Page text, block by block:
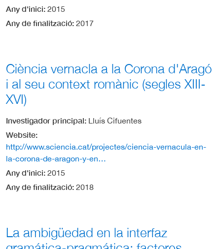
Any d'inici 2015
Any de finalització 2017
Ciència vernacla a la Corona d'Aragó
i al seu context romànic (segles XIII-
XVI)
Investigador principal Lluís Cifuentes
Website
http://www.sciencia.cat/projectes/ciencia-vernacula-en-
la-corona-de-aragon-y-en…
Any d'inici 2015
Any de finalització 2018
La ambigüedad en la interfaz